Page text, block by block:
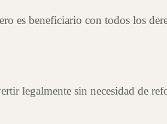
es beneficiario con todos los
legalmente sin necesidad de